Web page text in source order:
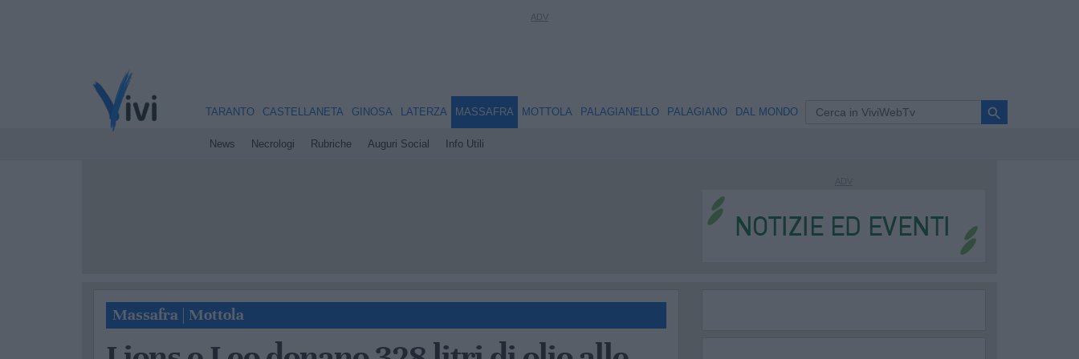
TARANTO CASTELLANETA GINOSA LATERZA MASSAFRA
News Necrologi Rubriche Auguri Social Info Utili
MOTTOLA PALAGIANELLO PALAGIANO DAL MONDO search
Massafra | Mottola